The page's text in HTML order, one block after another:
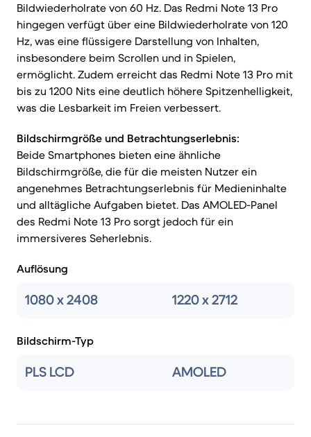
Bildwiederholrate von 60 Hz. Das Redmi Note 13 Pro
hingegen verfügt über eine Bildwiederholrate von 120
Hz, was eine flüssigere Darstellung von Inhalten,
insbesondere beim Scrollen und in Spielen,
ermöglicht. Zudem erreicht das Redmi Note 13 Pro mit
bis zu 1200 Nits eine deutlich höhere Spitzenhelligkeit,
was die Lesbarkeit im Freien verbessert.
Bildschirmgröße und Betrachtungserlebnis:
Beide Smartphones bieten eine ähnliche
Bildschirmgröße, die für die meisten Nutzer ein
angenehmes Betrachtungserlebnis für Medieninhalte
und alltägliche Aufgaben bietet. Das AMOLED-Panel
des Redmi Note 13 Pro sorgt jedoch für ein
immersiveres Seherlebnis.
Auflösung
1080 x 2408 1220 x 2712
Bildschirm-Typ
PLS LCD AMOLED